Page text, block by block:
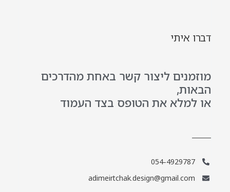
דברו איתי
מוזמנים ליצור קשר באחת מהדרכים
הבאות,
או למלא את הטופס בצד העמוד
054-4929787
adimeirtchak.design@gmail.com